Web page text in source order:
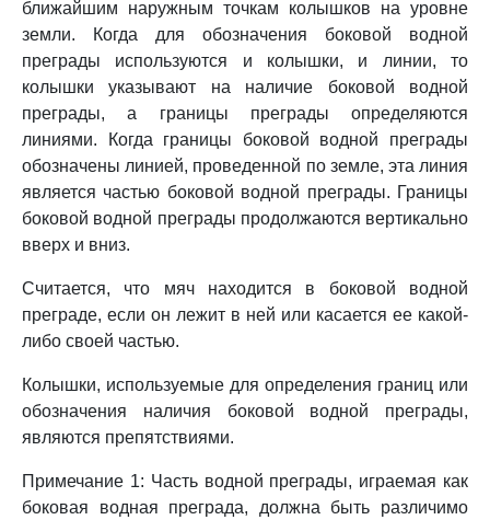
ближайшим наружным точкам колышков на уровне
земли. Когда для обозначения боковой водной
преграды используются и колышки, и линии, то
колышки указывают на наличие боковой водной
преграды, а границы преграды определяются
линиями. Когда границы боковой водной преграды
обозначены линией, проведенной по земле, эта линия
является частью боковой водной преграды. Границы
боковой водной преграды продолжаются вертикально
вверх и вниз.
Считается, что мяч находится в боковой водной
преграде, если он лежит в ней или касается ее какой-
либо своей частью.
Колышки, используемые для определения границ или
обозначения наличия боковой водной преграды,
являются препятствиями.
Примечание 1: Часть водной преграды, играемая как
боковая водная преграда, должна быть различимо